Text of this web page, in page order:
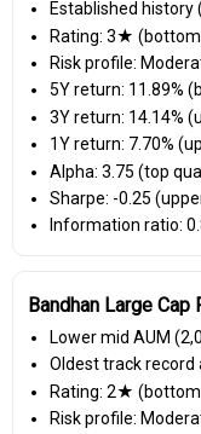
Established history
Rating: 3★ (bottom
Risk profile:
5Y return: 11.89%
3Y return: 14.14%
1Y return: 7.70%
Alpha: 3.75 (top
Sharpe: -0.25
Information ratio:
Bandhan Large Cap
Lower mid AUM
Oldest track record
Rating: 2★ (bottom
Risk profile: